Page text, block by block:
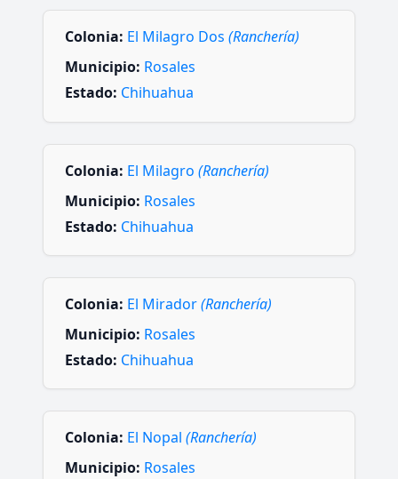
Colonia: El Milagro Dos (Ranchería)
Municipio: Rosales
Estado: Chihuahua
Colonia: El Milagro (Ranchería)
Municipio: Rosales
Estado: Chihuahua
Colonia: El Mirador(Ranchería)
Municipio: Rosales
Estado: Chihuahua
Colonia: El Nopal (Ranchería)
Municipio: Rosales